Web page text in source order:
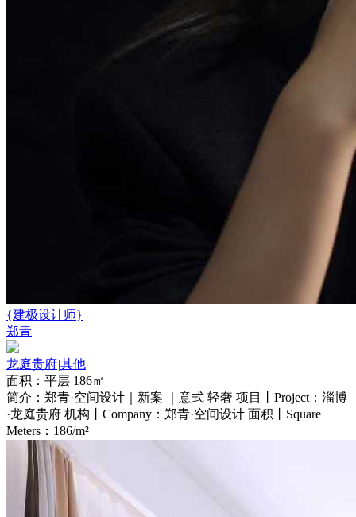
{建极设计师}
郑青
龙庭贵府|其他
面积：平层 186㎡
简介：郑青·空间设计｜新案 ｜意式 轻奢 项目丨Project：淄博
·龙庭贵府 机构丨Company：郑青·空间设计 面积丨Square
Meters：186/m²